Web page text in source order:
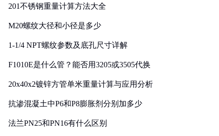
201不锈钢重量计算方法大全
M20螺纹大径和小径是多少
1-1/4 NPT螺纹参数及底孔尺寸详解
F1010E是什么管？能否用3205或3505代换
20x40x2镀锌方管单米重量计算与应用分析
抗渗混凝土中P6和P8膨胀剂分别加多少
法兰PN25和PN16有什么区别